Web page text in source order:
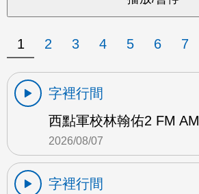
1 2 3 4 5 6 7
字裡行間
西點軍校林翰佑2 FM AM
2026/08/07
字裡行間